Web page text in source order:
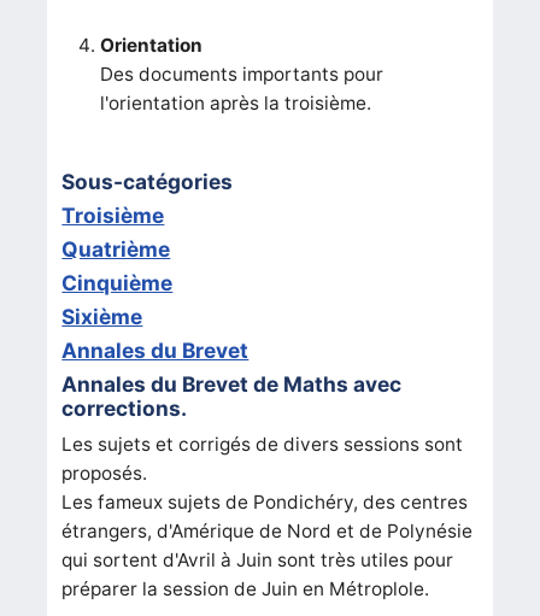
Orientation
Des documents importants pour
l'orientation après la troisième.
Sous-catégories
Troisième
Quatrième
Cinquième
Sixième
Annales du Brevet
Annales du Brevet de Maths avec
corrections.
Les sujets et corrigés de divers sessions sont
proposés.
Les fameux sujets de Pondichéry, des centres
étrangers, d'Amérique de Nord et de Polynésie
qui sortent d'Avril à Juin sont très utiles pour
préparer la session de Juin en Métroplole.